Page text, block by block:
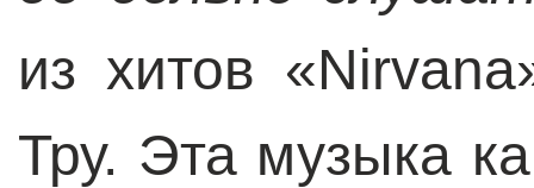
из хитов
Тру. Эта музыка